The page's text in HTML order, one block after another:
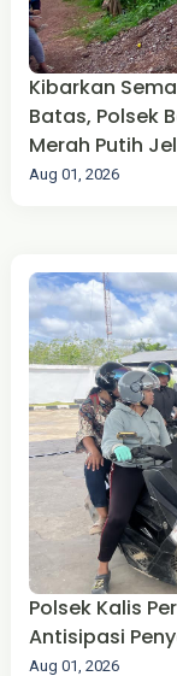
Kibarkan
Batas, Polsek
Merah Putih
Aug 01, 2026
Polsek Kalis
Antisipasi
Aug 01, 2026